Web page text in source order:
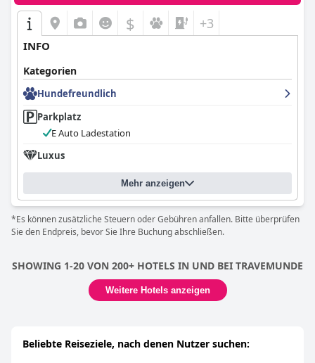
$ +3
INFO
Kategorien
Hundefreundlich
Parkplatz
E Auto Ladestation
Luxus
Mehr anzeigen
*Es können zusätzliche Steuern oder Gebühren anfallen. Bitte überprüfen
Sie den Endpreis, bevor Sie Ihre Buchung abschließen.
SHOWING 1-20 VON 200+ HOTELS IN UND BEI TRAVEMUNDE
Weitere Hotels anzeigen
Beliebte Reiseziele, nach denen Nutzer suchen: